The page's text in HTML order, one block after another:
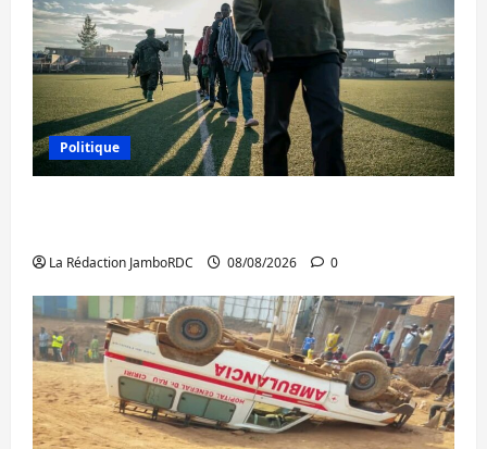
Politique
La Rédaction JamboRDC 08/08/2026 0